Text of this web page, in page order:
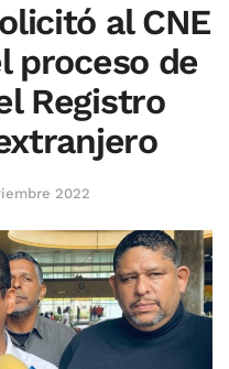
al CNE
proceso de
Registro
2022